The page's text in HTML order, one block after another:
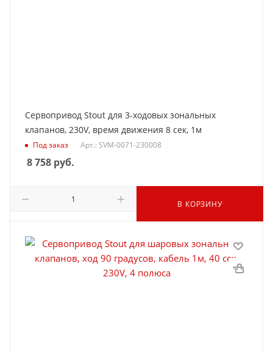
Сервопривод Stout для 3-ходовых зональных
клапанов, 230V, время движения 8 сек, 1м
Под заказ Арт.: SVM-0071-230008
8 758 руб.
В КОРЗИНУ